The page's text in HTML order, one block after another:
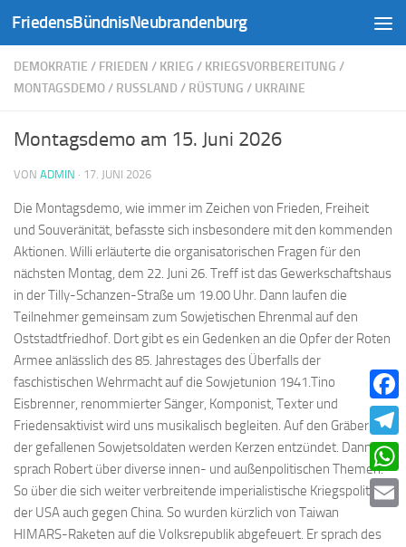
Zum Inhalt springen
FriedensBündnisNeubrandenburg
DEMOKRATIE / FRIEDEN / KRIEG / KRIEGSVORBEREITUNG /
MONTAGSDEMO/ RUSSLAND / RÜSTUNG / UKRAINE
Montagsdemo am 15. Juni 2026
VON ADMIN · 17. JUNI 2026
Die Montagsdemo, wie immer im Zeichen von Frieden, Freiheit
und Souveränität, befasste sich insbesondere mit den kommenden
Aktionen. Willi erläuterte die organisatorischen Fragen für den
nächsten Montag, dem 22. Juni 26. Treff ist das Gewerkschaftshaus
in der Tilly-Schanzen-Straße um 19.00 Uhr. Dann laufen die
Teilnehmer gemeinsam zum Sowjetischen Ehrenmal auf den
Oststadtfriedhof. Dort gibt es ein Gedenken an die Opfer der Roten
Armee anlässlich des 85. Jahrestages des Überfalls der
faschistischen Wehrmacht auf die Sowjetunion 1941.Tino
Eisbrenner, renommierter Sänger, Komponist, Texter und
Friedensaktivist wird uns musikalisch begleiten. Auf den Gräbern
der gefallenen Sowjetsoldaten werden Kerzen entzündet. Dann
sprach Robert über diverse innen- und außenpolitischen Themen.
So über die sich weiter verbreitende imperialistische Kriegspolitik
der USA auch gegen China. So wurden kürzlich von Taiwan
HIMARS-Raketen auf die Volksrepublik abgefeuert. Er sprach des